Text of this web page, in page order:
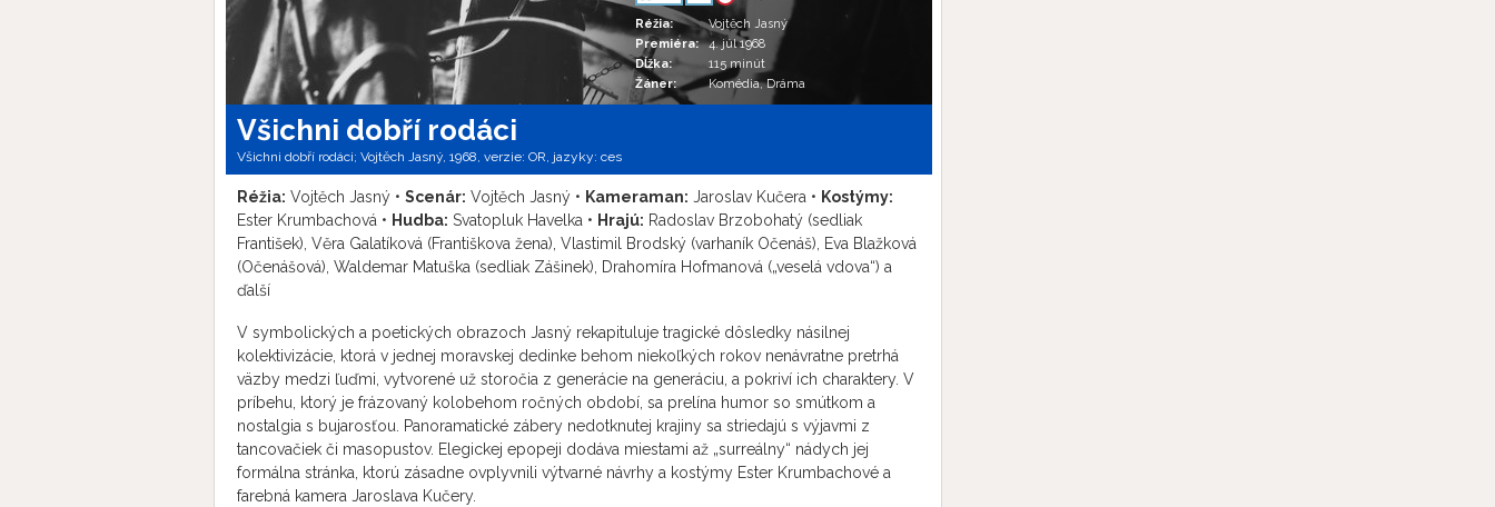
Réžia:
Vojtěch Jasný
Premiéra:
4. júl 1968
Dĺžka:
115 minút
Žáner:
Komédia, Dráma
Všichni dobří rodáci
Všichni dobří rodáci; Vojtěch Jasný, 1968, verzie: OR, jazyky: ces
Réžia: Vojtěch Jasný • Scenár: Vojtěch Jasný • Kameraman: Jaroslav Kučera • Kostýmy:
Ester Krumbachová • Hudba: Svatopluk Havelka • Hrajú: Radoslav Brzobohatý (sedliak
František), Věra Galatíková (Františkova žena), Vlastimil Brodský (varhaník Očenáš), Eva Blažková
(Očenášová), Waldemar Matuška (sedliak Zášinek), Drahomíra Hofmanová („veselá vdova“) a
ďalší
V symbolických a poetických obrazoch Jasný rekapituluje tragické dôsledky násilnej
kolektivizácie, ktorá v jednej moravskej dedinke behom niekoľkých rokov nenávratne pretrhá
väzby medzi ľuďmi, vytvorené už storočia z generácie na generáciu, a pokriví ich charaktery. V
príbehu, ktorý je frázovaný kolobehom ročných období, sa prelína humor so smútkom a
nostalgia s bujarosťou. Panoramatické zábery nedotknutej krajiny sa striedajú s výjavmi z
tancovačiek či masopustov. Elegickej epopeji dodáva miestami až „surreálny“ nádych jej
formálna stránka, ktorú zásadne ovplyvnili výtvarné návrhy a kostýmy Ester Krumbachové a
farebná kamera Jaroslava Kučery.